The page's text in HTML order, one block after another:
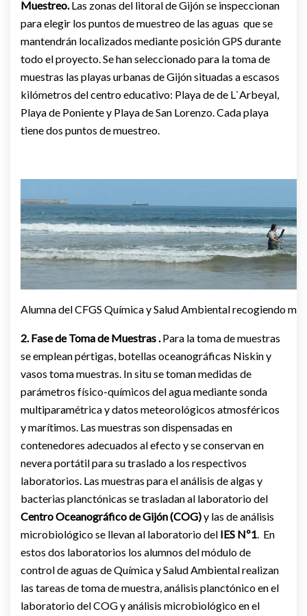
Muestreo.Las zonas del litoral de Gijón se inspeccionan
para elegir los puntos de muestreo de las aguas que se
mantendrán localizados mediante posición GPS durante
todo el proyecto. Se han seleccionado para la toma de
muestras las playas urbanas de Gijón situadas a escasos
kilómetros del centro educativo: Playa de de L`Arbeyal,
Playa de Poniente y Playa de San Lorenzo. Cada playa
tiene dos puntos de muestreo.
Alumna del CFGS Química y Salud Ambiental recogiendo
2. Fase de Toma de Muestras .Para la toma de muestras
se emplean pértigas, botellas oceanográficas Niskin y
vasos toma muestras. In situ se toman medidas de
parámetros físico-químicos del agua mediante sonda
multiparamétrica y datos meteorológicos atmosféricos
y marítimos. Las muestras son dispensadas en
contenedores adecuados al efecto y se conservan en
nevera portátil para su traslado a los respectivos
laboratorios. Las muestras para el análisis de algas y
bacterias planctónicas se trasladan al laboratorio del
Centro Oceanográfico de Gijón (COG)y las de análisis
microbiológico se llevan al laboratorio del IES Nº1. En
estos dos laboratorios los alumnos del módulo de
control de aguas de Química y Salud Ambiental realizan
las tareas de toma de muestra, análisis planctónico en el
laboratorio del COG y análisis microbiológico en el